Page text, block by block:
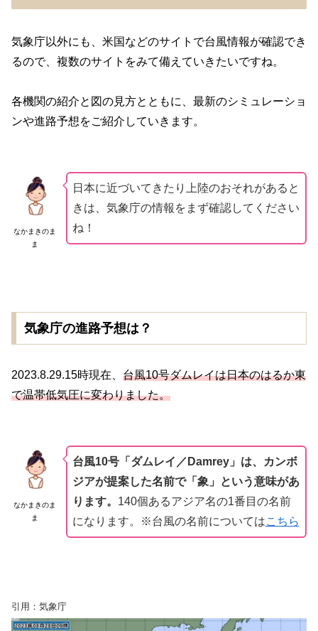
気象庁以外にも、米国などのサイトで台風情報が確認でき
るので、複数のサイトをみて備えていきたいですね。
各機関の紹介と図の見方とともに、最新のシミュレーショ
ンや進路予想をご紹介していきます。
なかまきのま
ま
日本に近づいてきたり上陸のおそれがあると
きは、気象庁の情報をまず確認してください
ね！
気象庁の進路予想は？
2023.8.29.15時現在、 台風10号ダムレイは日本のはるか東
で温帯低気圧に変わりました。
なかまきのま
ま
台風10号「ダムレイ／Damrey」は、カンボ
ジアが提案した名前で「 象 」という意味があ
ります。 140個あるアジア名の1番目の名前
になります。※台風の名前についてはこちら
引用：気象庁